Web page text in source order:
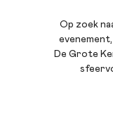
Op zoek
De Grote